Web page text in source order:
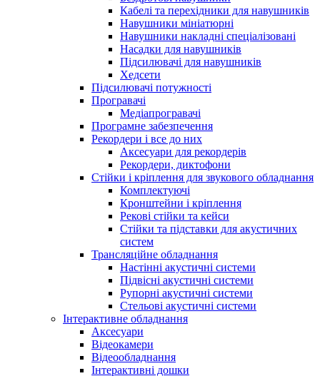
Кабелі та перехідники для навушників
Навушники мініатюрні
Навушники накладні спеціалізовані
Насадки для навушників
Підсилювачі для навушників
Хедсети
Підсилювачі потужності
Програвачі
Медіапрогравачі
Програмне забезпечення
Рекордери і все до них
Аксесуари для рекордерів
Рекордери, диктофони
Стійки і кріплення для звукового обладнання
Комплектуючі
Кронштейни і кріплення
Рекові стійки та кейси
Стійки та підставки для акустичних
систем
Трансляційне обладнання
Настінні акустичні системи
Підвісні акустичні системи
Рупорні акустичні системи
Стельові акустичні системи
Інтерактивне обладнання
Аксесуари
Відеокамери
Відеообладнання
Інтерактивні дошки